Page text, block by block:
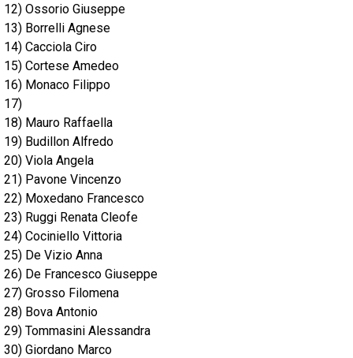
12) Ossorio Giuseppe
13) Borrelli Agnese
14) Cacciola Ciro
15) Cortese Amedeo
16) Monaco Filippo
17)
18) Mauro Raffaella
19) Budillon Alfredo
20) Viola Angela
21) Pavone Vincenzo
22) Moxedano Francesco
23) Ruggi Renata Cleofe
24) Cociniello Vittoria
25) De Vizio Anna
26) De Francesco Giuseppe
27) Grosso Filomena
28) Bova Antonio
29) Tommasini Alessandra
30) Giordano Marco